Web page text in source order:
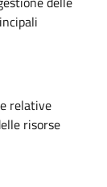
relative
risorse